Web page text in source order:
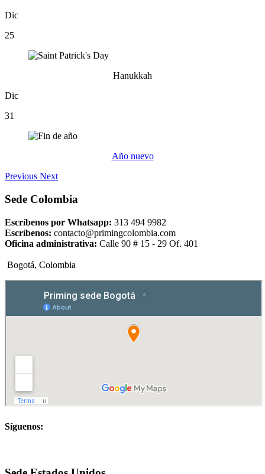
Dic
25
Hanukkah
Dic
31
Año nuevo
Previous Next
Sede Colombia
Escríbenos por Whatsapp: 313 494 9982
Escríbenos: contacto@primingcolombia.com
Oficina administrativa: Calle 90 # 15 - 29 Of. 401
Bogotá, Colombia
Síguenos: